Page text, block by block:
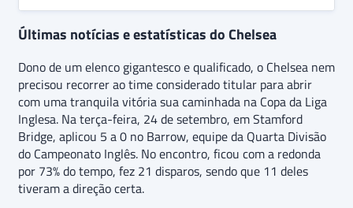
Últimas notícias e estatísticas do Chelsea
Dono de um elenco gigantesco e qualificado, o Chelsea nem
precisou recorrer ao time considerado titular para abrir
com uma tranquila vitória sua caminhada na Copa da Liga
Inglesa. Na terça-feira, 24 de setembro, em Stamford
Bridge, aplicou 5 a 0 no Barrow, equipe da Quarta Divisão
do Campeonato Inglês. No encontro, ficou com a redonda
por 73% do tempo, fez 21 disparos, sendo que 11 deles
tiveram a direção certa.